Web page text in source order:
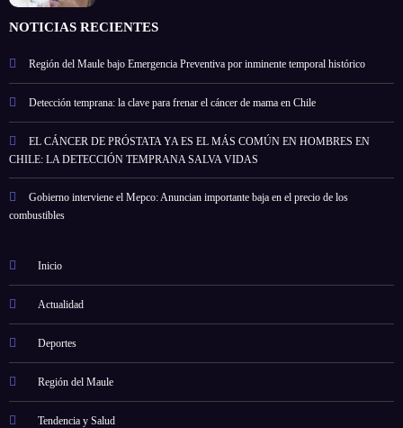
NOTICIAS RECIENTES
Región del Maule bajo Emergencia Preventiva por inminente temporal histórico
Detección temprana: la clave para frenar el cáncer de mama en Chile
EL CÁNCER DE PRÓSTATA YA ES EL MÁS COMÚN EN HOMBRES EN
CHILE: LA DETECCIÓN TEMPRANA SALVA VIDAS
Gobierno interviene el Mepco: Anuncian importante baja en el precio de los
combustibles
Inicio
Actualidad
Deportes
Región del Maule
Tendencia y Salud